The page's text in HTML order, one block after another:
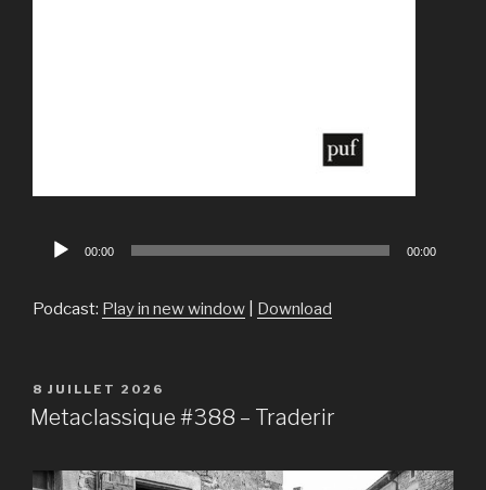
Lecteur
00:00 00:00
Podcast: Play in new window Download
PUBLIÉ
LE
8 JUILLET 2026
Metaclassique #388 – Traderir